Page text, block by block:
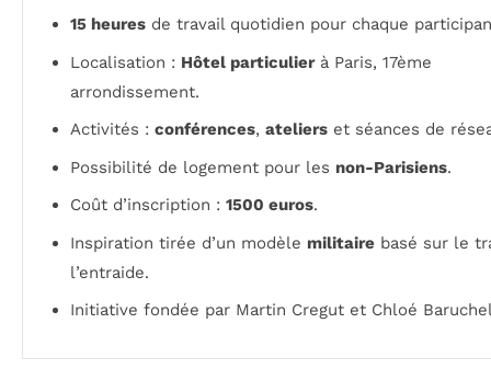
15 heures de travail quotidien pour chaque
Localisation : Hôtel particulierà Paris, 17ème
arrondissement.
Activités : conférences, ateliers et séances de
Possibilité de logement pour les non-Parisiens.
Coût d’inscription : 1500 euros.
Inspiration tirée d’un modèle militaire basé sur le
l’entraide.
Initiative fondée par Martin Cregut et Chloé